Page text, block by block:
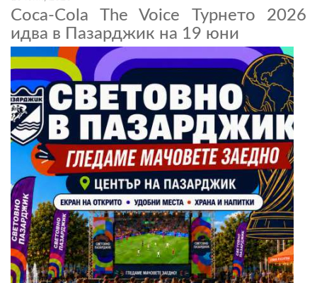
Coca-Cola The Voice Турнето 2026
идва в Пазарджик на 19 юни